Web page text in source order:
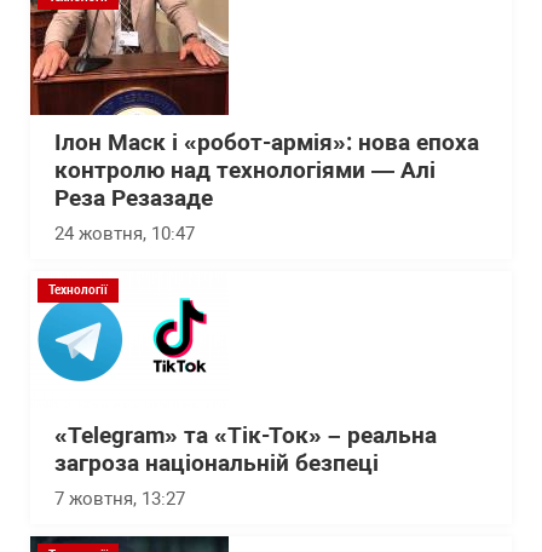
Ілон Маск і «робот-армія»: нова епоха
контролю над технологіями — Алі
Реза Резазаде
24 жовтня, 10:47
Технології
«Telegram» та «Tік-Ток» – реальна
загроза національній безпеці
7 жовтня, 13:27